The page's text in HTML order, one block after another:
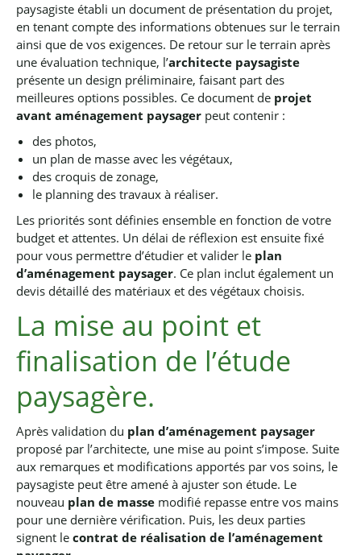
paysagiste établi un document de présentation du projet,
en tenant compte des informations obtenues sur le terrain
ainsi que de vos exigences. De retour sur le terrain après
une évaluation technique, l’architecte paysagiste
présente un design préliminaire, faisant part des
meilleures options possibles. Ce document de projet
avant aménagement paysager peut contenir :
des photos,
un plan de masse avec les végétaux,
des croquis de zonage,
le planning des travaux à réaliser.
Les priorités sont définies ensemble en fonction de votre
budget et attentes. Un délai de réflexion est ensuite fixé
pour vous permettre d’étudier et valider le plan
d’aménagement paysager. Ce plan inclut également un
devis détaillé des matériaux et des végétaux choisis.
La mise au point et
finalisation de l’étude
paysagère.
Après validation du plan d’aménagement paysager
proposé par l’architecte, une mise au point s’impose. Suite
aux remarques et modifications apportés par vos soins, le
paysagiste peut être amené à ajuster son étude. Le
nouveau plan de masse modifié repasse entre vos mains
pour une dernière vérification. Puis, les deux parties
signent le contrat de réalisation de l’aménagement